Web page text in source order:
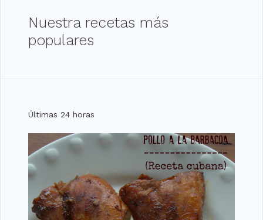
Nuestra recetas más
populares
Últimas 24 horas